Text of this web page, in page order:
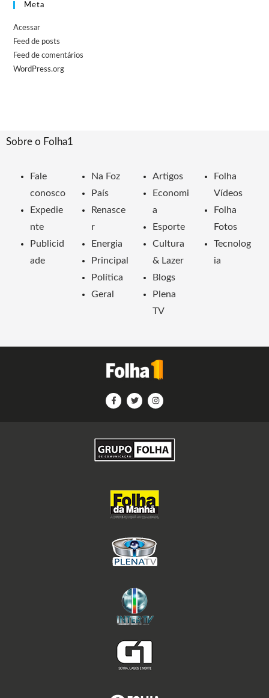
Meta
Acessar
Feed de posts
Feed de comentários
WordPress.org
Sobre o Folha1
Fale
conosco
Expedie
nte
Publicid
ade
Na Foz
País
Renasce
r
Energia
Principal
Política
Geral
Artigos
Economi
a
Esporte
Cultura
& Lazer
Blogs
Plena
TV
Folha
Vídeos
Folha
Fotos
Tecnolog
ia